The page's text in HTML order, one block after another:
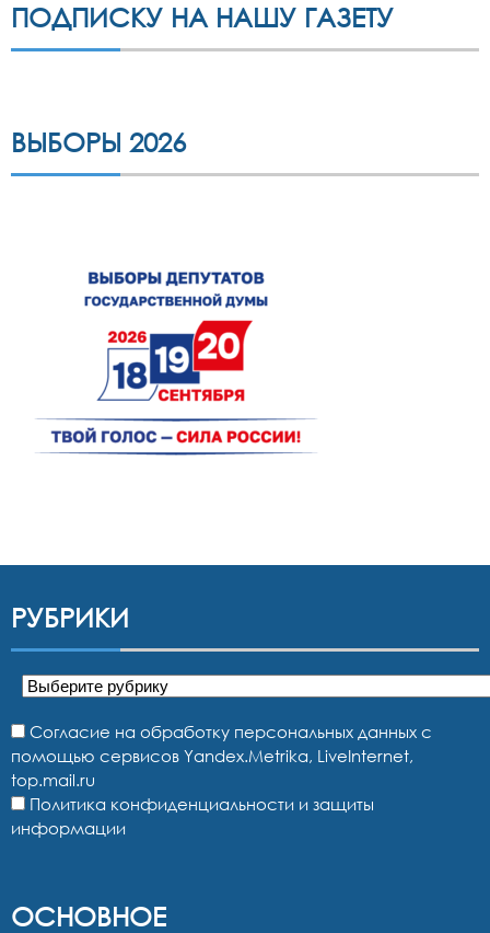
ПОДПИСКУ НА НАШУ ГАЗЕТУ
ВЫБОРЫ 2026
РУБРИКИ
Рубрики
Согласие на обработку персональных данных с
помощью сервисов Yandex.Metrika, LiveInternet,
top.mail.ru
Политика конфиденциальности и защиты
информации
ОСНОВНОЕ